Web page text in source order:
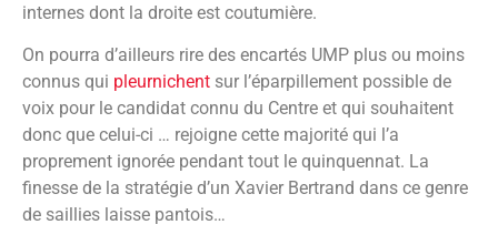
internes dont la droite est coutumière.
On pourra d’ailleurs rire des encartés UMP plus ou moins
connus qui pleurnichent sur l’éparpillement possible de
voix pour le candidat connu du Centre et qui souhaitent
donc que celui-ci … rejoigne cette majorité qui l’a
proprement ignorée pendant tout le quinquennat. La
finesse de la stratégie d’un Xavier Bertrand dans ce genre
de saillies laisse pantois…